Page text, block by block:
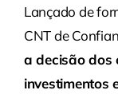
Lançado de
CNT de
a decisão dos
investimentos